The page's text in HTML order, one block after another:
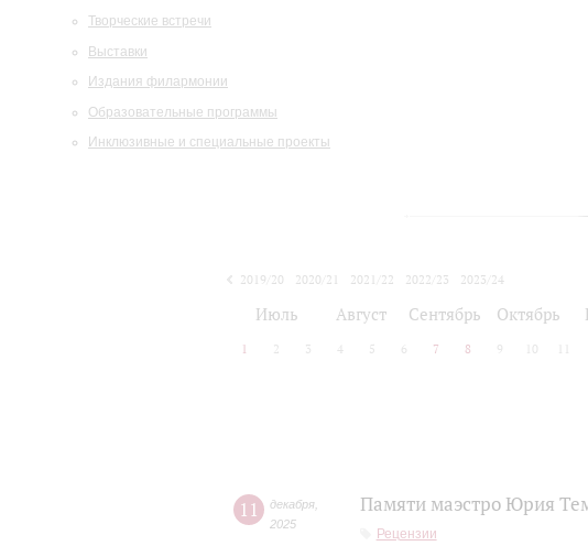
Творческие встречи
Выставки
Издания филармонии
Образовательные программы
Инклюзивные и специальные проекты
2019/20 2020/21 2021/22 2022/23
2023/24
Июль Август Сентябрь Октябрь
1 2 3 4 5 6 7 8 9 10
11 декабря
2025
Памяти маэстро Юрия
Рецензии